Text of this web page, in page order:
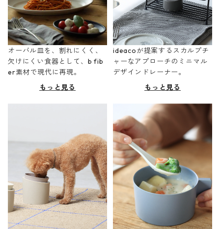
オーバル皿を、割れにくく、
欠けにくい食器として、b fib
er素材で現代に再現。
もっと見る
ideacoが提案するスカルプチ
ャーなアプローチのミニマル
デザインドレーナー。
もっと見る